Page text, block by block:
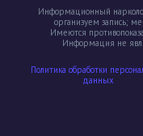
Информационный
организуем запись;
Имеются
Информация не
Политика обработки
данных